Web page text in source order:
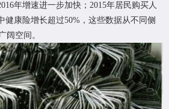
年增速进一步加快；2015年居民购买人
健康险增长超过50%，这些数据从不同侧
阔空间。